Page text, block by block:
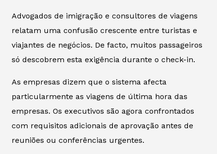
Advogados de imigração e consultores de viagens
relatam uma confusão crescente entre turistas e
viajantes de negócios. De facto, muitos passageiros
só descobrem esta exigência durante o check-in.
As empresas dizem que o sistema afecta
particularmente as viagens de última hora das
empresas. Os executivos são agora confrontados
com requisitos adicionais de aprovação antes de
reuniões ou conferências urgentes.